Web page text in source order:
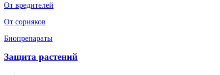
От вредителей
От сорняков
Биопрепараты
Защита растений